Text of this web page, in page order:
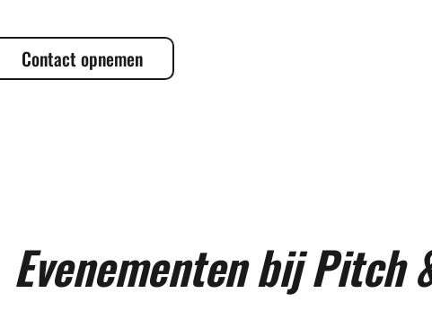
Contact opnemen
Evenementen bij Pitch